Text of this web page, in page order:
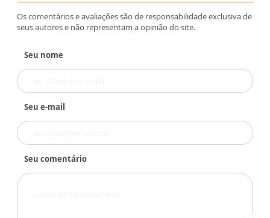
Os comentários e avaliações são de responsabilidade exclusiva de
seus autores e não representam a opinião do site.
Seu nome
Seu e-mail
Seu comentário